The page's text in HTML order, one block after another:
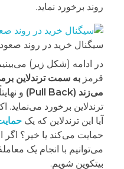
روند برخورد نماید.
سیگنال خرید در روند
در ادامه (شکل زیر)
قرمز به سمت ترندلاین
می‌زند (Pull Back)
و
ترندلاین برخورد می‌نماید.
آیا این ترندلاین که یک
حمایت می‌کند یا خیر؟
می‌توانیم با انجام یک
بیتکوین شویم.